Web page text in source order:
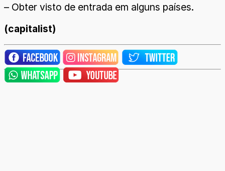
– Obter visto de entrada em alguns países.
(capitalist)